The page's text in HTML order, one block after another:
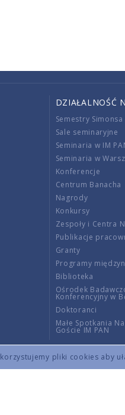
pliki cookies aby
DZIAŁALNOŚĆ
Semestry Simonsa
Sale seminaryjne
Seminaria w IM
Seminaria w
Konferencje
Centrum Banacha
Nagrody
Konkursy
Zespoły i Centra
Publikacje
Granty
Programy
Biblioteka
Ośrodek
Konferencyjny w
Doktoranci
Małe Spotkania
Goście IM PAN